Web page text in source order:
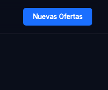
Nuevas Ofertas